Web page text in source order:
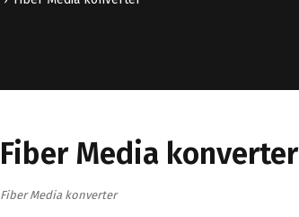
Fiber Media konverter
Fiber Media konverter